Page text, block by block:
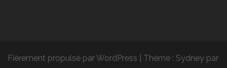
Fièrement propulsé par WordPress Thème : Sydney par